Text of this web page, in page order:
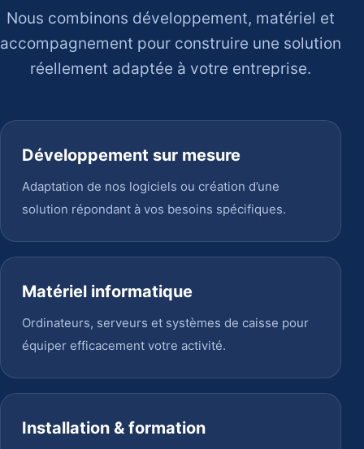
Nous combinons développement, matériel et
accompagnement pour construire une solution
réellement adaptée à votre entreprise.
Développement sur mesure
Adaptation de nos logiciels ou création d’une
solution répondant à vos besoins spécifiques.
Matériel informatique
Ordinateurs, serveurs et systèmes de caisse pour
équiper efficacement votre activité.
Installation & formation